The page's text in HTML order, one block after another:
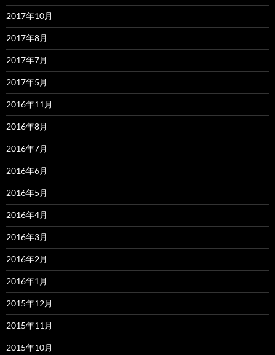
2017年10月
2017年8月
2017年7月
2017年5月
2016年11月
2016年8月
2016年7月
2016年6月
2016年5月
2016年4月
2016年3月
2016年2月
2016年1月
2015年12月
2015年11月
2015年10月